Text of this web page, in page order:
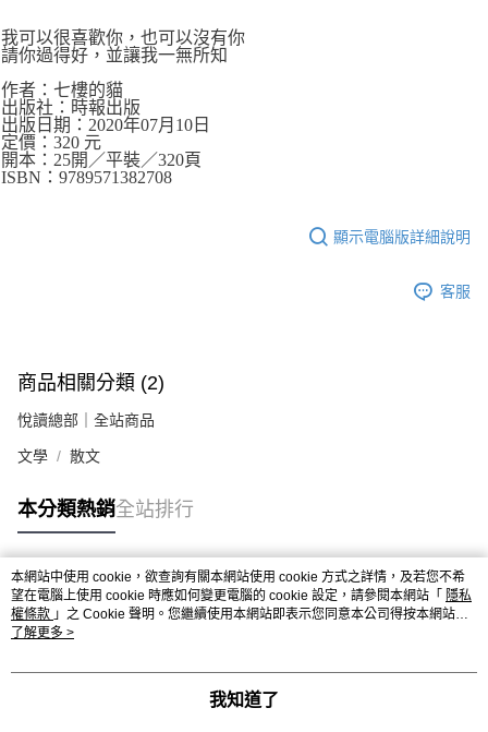
我可以很喜歡你，也可以沒有你
請你過得好，並讓我一無所知
作者：七樓的貓
出版社：時報出版
出版日期：2020年07月10日
定價：320 元
開本：25開／平裝／320頁
ISBN：9789571382708
顯示電腦版詳細說明
客服
商品相關分類 (2)
悅讀總部｜全站商品
文學 散文
本分類熱銷全站排行
熱門標籤
本網站中使用 cookie，欲查詢有關本網站使用 cookie 方式之詳情，及若您不希
望在電腦上使用 cookie 時應如何變更電腦的 cookie 設定，請參閱本網站「 隱私
權條款 」之 Cookie 聲明。您繼續使用本網站即表示您同意本公司得按本網站使
用條款之 Cookie 聲明使用 cookie。
了解更多 >
我知道了